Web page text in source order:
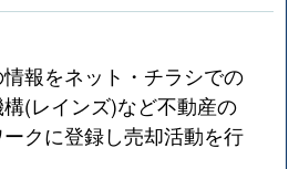
報をネット・チラシでの
(レインズ)など不動産の
クに登録し売却活動を行